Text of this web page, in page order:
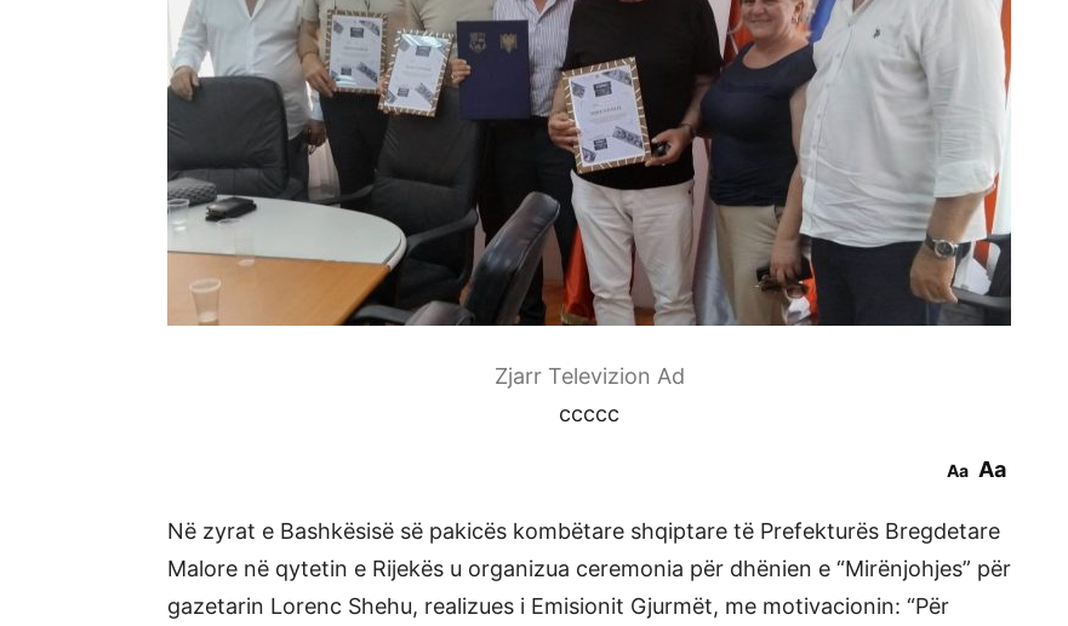
Zjarr Televizion Ad
ccccc
Aa Aa
Në zyrat e Bashkësisë së pakicës kombëtare shqiptare të Prefekturës Bregdetare
Malore në qytetin e Rijekës u organizua ceremonia për dhënien e “Mirënjohjes” për
gazetarin Lorenc Shehu, realizues i Emisionit Gjurmët, me motivacionin: “Për